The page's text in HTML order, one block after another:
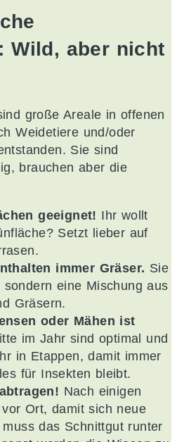
Wild, aber nicht
große Areale in offenen
Weidetiere und/oder
Sie sind
brauchen aber die
geeignet! Ihr wollt
Setzt lieber auf
immer Gräser. Sie
eine Mischung aus
Gräsern.
oder Mähen ist
im Jahr sind optimal und
in Etappen, damit immer
für Insekten bleibt.
Nach einigen
Ort, damit sich neue
das Schnittgut runter